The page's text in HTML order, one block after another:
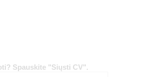
Spauskite "Siųsti CV".